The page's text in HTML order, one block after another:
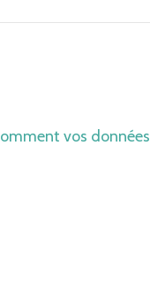
vos données